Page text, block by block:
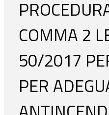
COMMA 2
50/2017
PER